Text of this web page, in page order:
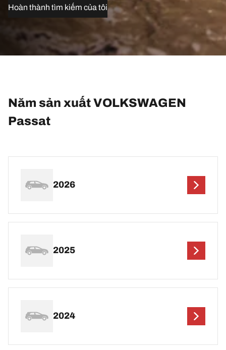
Hoàn thành tìm kiếm của tôi
Năm sản xuất VOLKSWAGEN
Passat
2026
2025
2024